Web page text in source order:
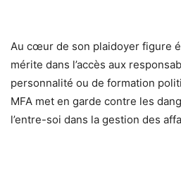
Au cœur de son plaidoyer figure
mérite dans l’accès aux
personnalité ou de formation
MFA met en garde contre les
l’entre-soi dans la gestion des